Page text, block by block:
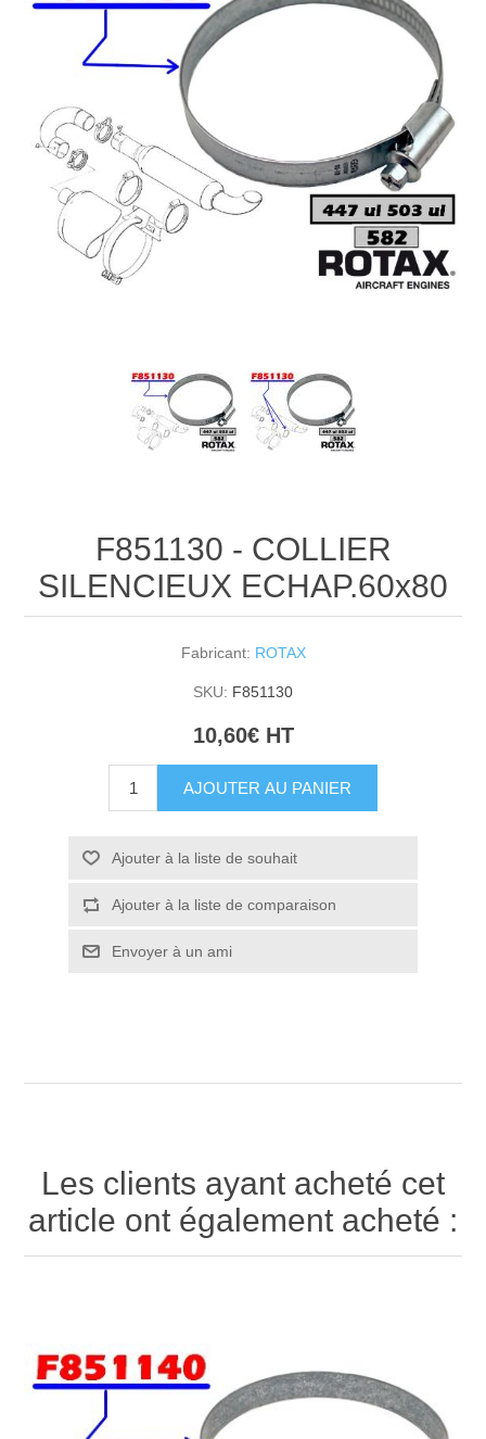
F851130 - COLLIER
SILENCIEUX ECHAP.60x80
Fabricant: ROTAX
SKU: F851130
10,60€ HT
AJOUTER AU PANIER
Ajouter à la liste de souhait
Ajouter à la liste de comparaison
Envoyer à un ami
Les clients ayant acheté cet
article ont également acheté :